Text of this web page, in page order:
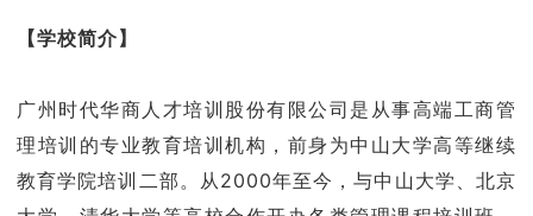
【学校简介】
广州时代华商人才培训股份有限公司是从事高端工商管
理培训的专业教育培训机构，前身为中山大学高等继续
教育学院培训二部。从2000年至今，与中山大学、北京